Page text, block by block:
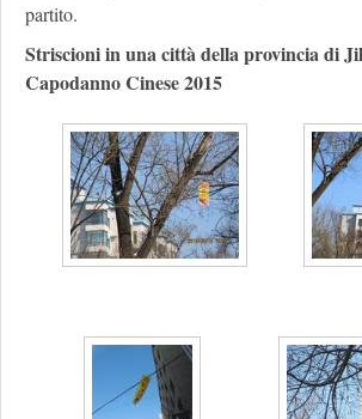
partito.
Striscioni in una città della provincia di
Capodanno Cinese 2015